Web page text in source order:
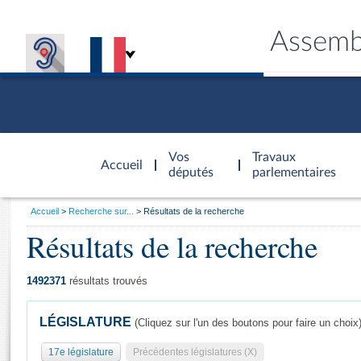
Accueil
d'accueil
Vos
députés
Travaux
parlementaires
Général
Vous
Accueil Recherche sur... Résultats de la recherche
Résultats de la recherche
1492371 résultats trouvés
LÉGISLATURE (Cliquez sur l'un des boutons pour faire un choix)
17e législature Précédentes législatures (X)